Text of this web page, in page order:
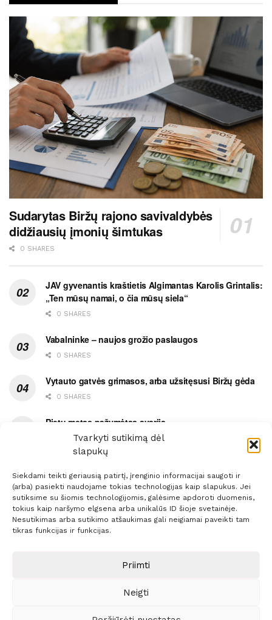
Tvarkyti sutikimą dėl
slapukų
Siekdami teikti geriausią patirtį, įrenginio informacijai saugoti ir
(arba) pasiekti naudojame tokias technologijas kaip slapukus. Jei
sutiksime su šiomis technologijomis, galėsime apdoroti duomenis,
tokius kaip naršymo elgsena arba unikalūs ID šioje svetainėje.
Nesutikimas arba sutikimo atšaukimas gali neigiamai paveikti tam
tikras funkcijas ir funkcijas.
Priimti
Neigti
Sudarytas Biržų rajono savivaldybės
didžiausių įmonių šimtukas
0 SHARES
JAV gyvenantis kraštietis Algimantas Karolis Grintalis:
„Ten mūsų namai, o čia mūsų siela“
0 SHARES
Vabalninke – naujos grožio paslaugos
0 SHARES
Vytauto gatvės grimasos, arba užsitęsusi Biržų gėda
0 SHARES
Pietų metas pažymėtas avarija
0 SHARES
Prenumerata Reklama Taisyklės Kontaktai
© 2021 Visos teisės saugomos